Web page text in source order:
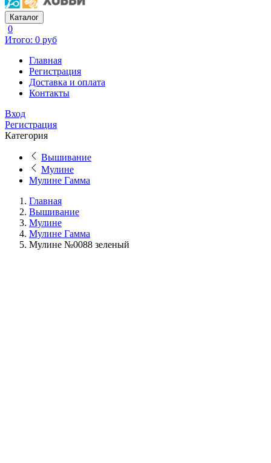
Каталог
0
Итого: 0 руб
Главная
Регистрация
Доставка и оплата
Контакты
Вход
Регистрация
Категория
Вышивание
Мулине
Мулине Гамма
Главная
Вышивание
Мулине
Мулине Гамма
Мулине №0088 зеленый